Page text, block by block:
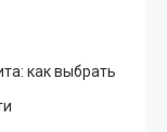
как выбрать